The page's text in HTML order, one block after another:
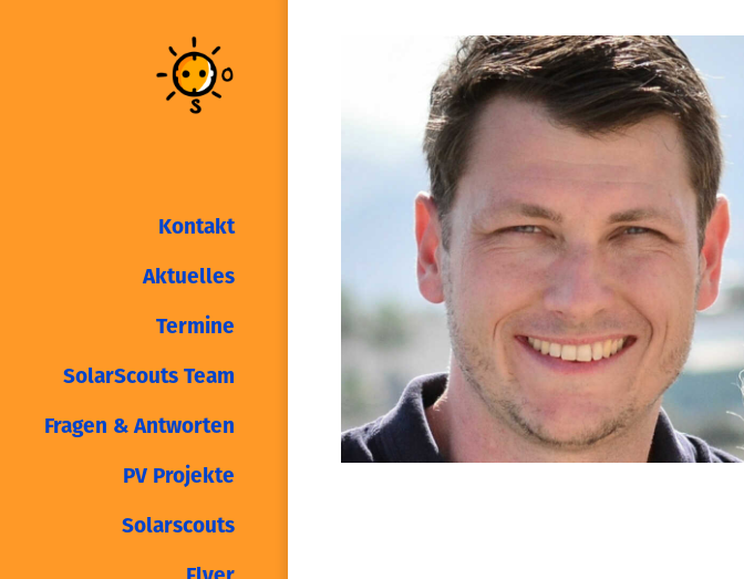
Kontakt
Aktuelles
Termine
SolarScouts Team
Fragen & Antworten
PV Projekte
Solarscouts